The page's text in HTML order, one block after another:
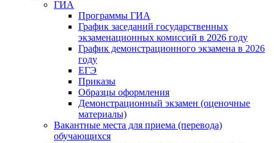
ГИА
Программы ГИА
График заседаний государственных
экзаменационных комиссий в 2026 году
График демонстрационного экзамена в 2026
году
ЕГЭ
Приказы
Образцы оформления
Демонстрационный экзамен (оценочные
материалы)
Вакантные места для приема (перевода)
обучающихся